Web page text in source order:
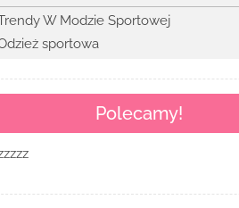
W Modzie Sportowej
sportowa
Polecamy!